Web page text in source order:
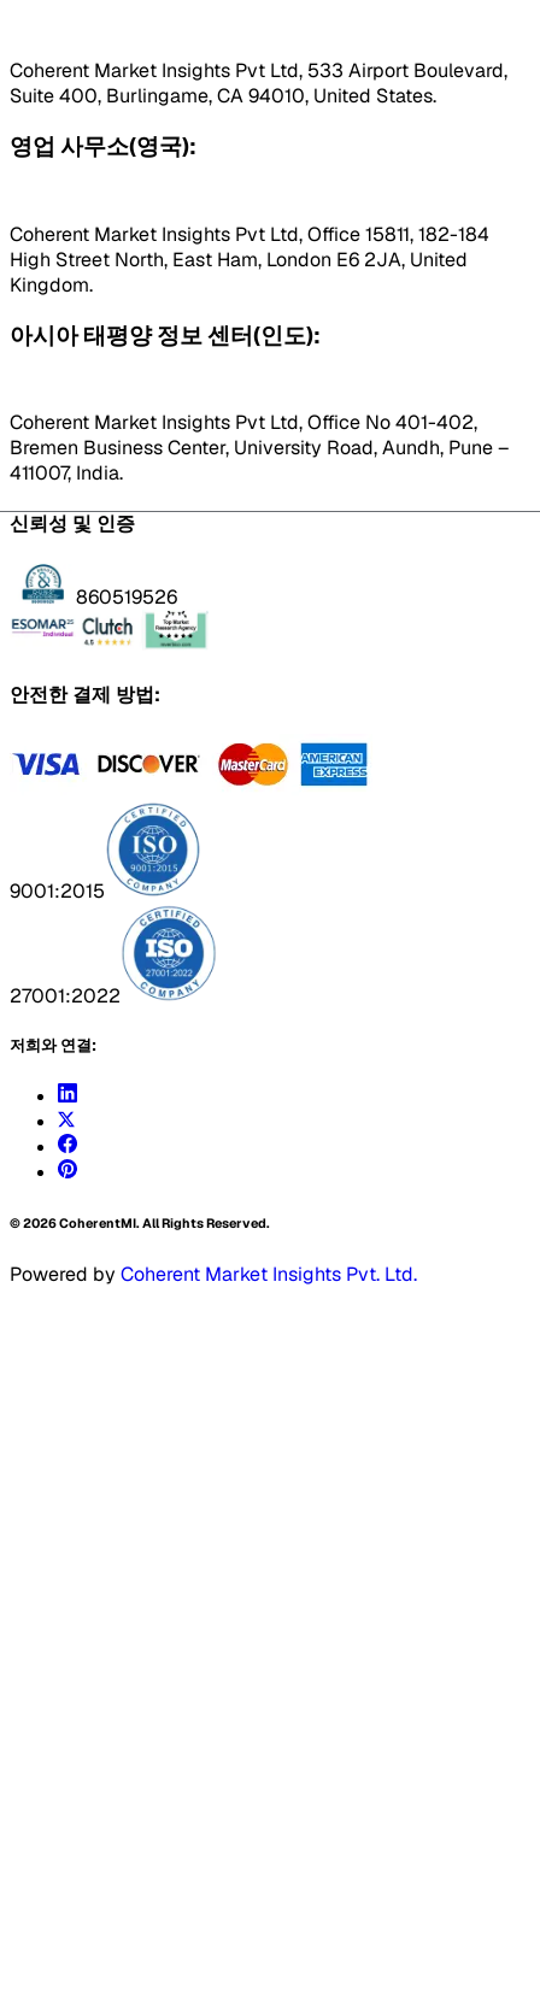
Coherent Market Insights Pvt Ltd, 533 Airport Boulevard,
Suite 400, Burlingame, CA 94010, United States.
영업 사무소(영국):
Coherent Market Insights Pvt Ltd, Office 15811, 182-184
High Street North, East Ham, London E6 2JA, United
Kingdom.
아시아 태평양 정보 센터(인도):
Coherent Market Insights Pvt Ltd, Office No 401-402,
Bremen Business Center, University Road, Aundh, Pune –
411007, India.
신뢰성 및 인증
860519526
안전한 결제 방법:
9001:2015
27001:2022
저희와 연결:
©2026CoherentMI. All Rights Reserved.
Powered by Coherent Market Insights Pvt. Ltd.